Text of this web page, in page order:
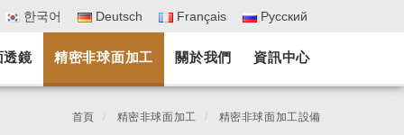
한국어 Deutsch Français Pусский
透鏡 精密非球面加工 關於我們 資訊中心
首頁 精密非球面加工 精密非球面加工設備